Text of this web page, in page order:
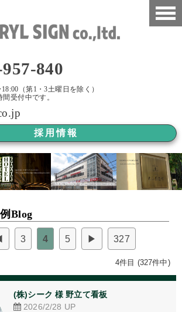
板施工事例
社概要
看板
板施工ブログ
くある質問
都市新景観条例
看板Before After
板デザイン
840
（第1・3土曜日を除く）
間受付中です。
採用情報
Blog
3 4 5 ▶ 327
4件目 (327件中)
(株)シーク 様 野立て看板
2026/2/28 UP